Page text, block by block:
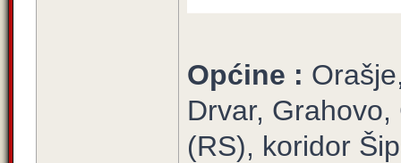
Općine :
Drvar,
(RS), koridor